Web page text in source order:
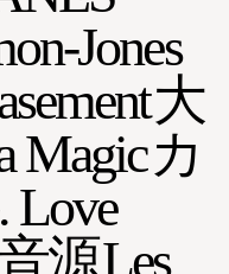
Jones
大
Magicカ
Love
源Les